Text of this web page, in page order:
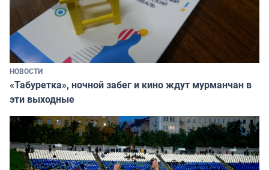
НОВОСТИ
«Табуретка», ночной забег и кино ждут мурманчан в
эти выходные